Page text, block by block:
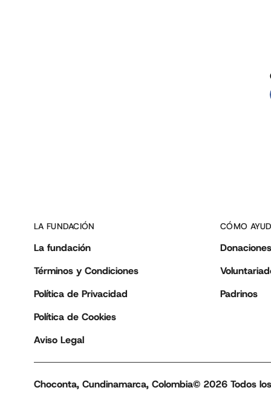
LA FUNDACIÓN
La fundación
Términos y Condiciones
Política de Privacidad
Política de Cookies
Aviso Legal
CÓMO
Donaciones
Padrinos
Choconta, Cundinamarca, Colombia© 2026 Todos